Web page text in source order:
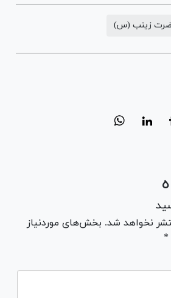
زینب (س)
نخواهد شد. بخش‌های موردنیاز
*